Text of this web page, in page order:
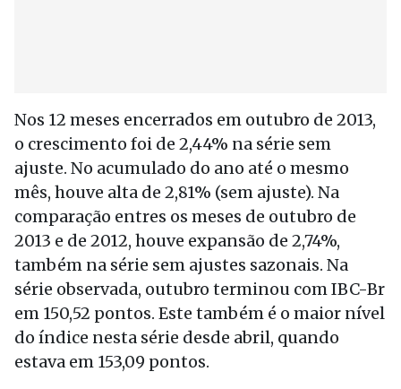
Nos 12 meses encerrados em outubro de 2013,
o crescimento foi de 2,44% na série sem
ajuste. No acumulado do ano até o mesmo
mês, houve alta de 2,81% (sem ajuste). Na
comparação entres os meses de outubro de
2013 e de 2012, houve expansão de 2,74%,
também na série sem ajustes sazonais. Na
série observada, outubro terminou com IBC-Br
em 150,52 pontos. Este também é o maior nível
do índice nesta série desde abril, quando
estava em 153,09 pontos.